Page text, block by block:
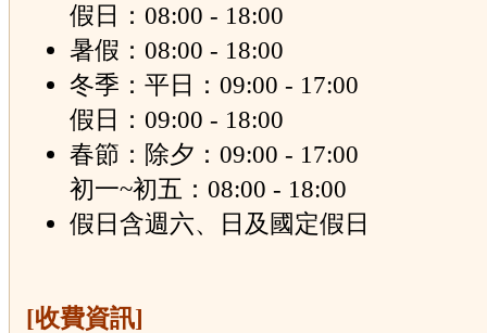
假日：08:00 - 18:00
暑假：08:00 - 18:00
冬季：平日：09:00 - 17:00
假日：09:00 - 18:00
春節：除夕：09:00 - 17:00
初一~初五：08:00 - 18:00
假日含週六、日及國定假日
[收費資訊]